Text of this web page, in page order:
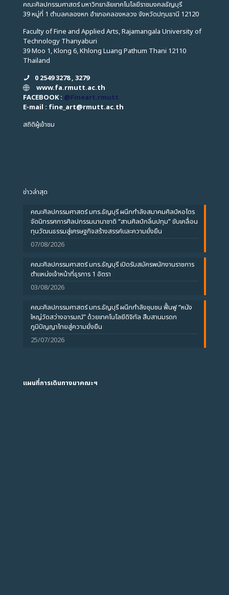
คณะศิลปกรรมศาสตร์ มหาวิทยาลัยเทคโนโลยีราชมงคลธัญบุรี
39 หมู่ที่ 1 ตำบลคลองหก อำเภอคลองหลวง จังหวัดปทุมธานี 12120
Faculty of Fine and Applied Arts, Rajamangala University of
Technology Thanyaburi
39 Moo 1, Klong 6, Khlong Luang Pathum Thani 12110
Thailand
0 2549 3278 , 3279
www.fa.rmutt.ac.th
FACEBOOK : @Fineart.rmutt
E-mail : fine_art@rmutt.ac.th
สถิติผู้เข้าชม
ข่าวล่าสุด
คณะศิลปกรรมศาสตร์ มทร.ธัญบุรี ผนึกกำลังสมาคมศิลป์หอไตร
จัดนิทรรศการศิลปกรรมนานาชาติ “สานศิลป์กลิ่นปทุม” ขับเคลื่อน
ทุนวัฒนธรรมสู่เศรษฐกิจสร้างสรรค์และความยั่งยืน
07/08/2026
คณะศิลปกรรมศาสตร์ มทร.ธัญบุรี เปิดรับสมัครพนักงานราชการ
ตำแหน่งเจ้าหน้าที่ธุรการ 1 อัตรา
03/08/2026
คณะศิลปกรรมศาสตร์ มทร.ธัญบุรี ผนึกกำลังชุมชน ฟื้นฟู “หนัง
ใหญ่วัดสว่างอารมณ์” ด้วยเทคโนโลยีดิจิทัล สืบสานมรดก
ภูมิปัญญาไทยสู่ความยั่งยืน
25/07/2026
แผนที่การเดินทางมาคณะฯ